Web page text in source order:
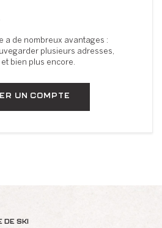
a de nombreux avantages :
plusieurs adresses,
bien plus encore.
UN COMPTE
DE SKI